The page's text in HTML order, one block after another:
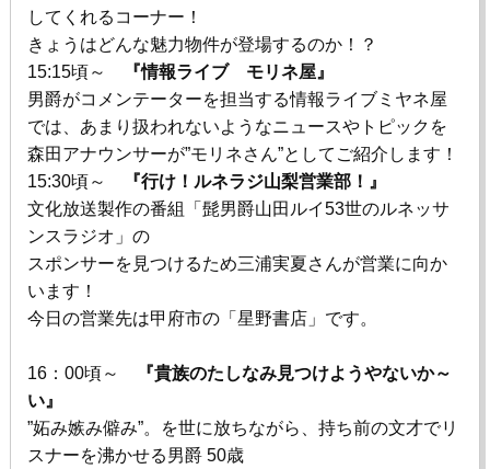
してくれるコーナー！
きょうはどんな魅力物件が登場するのか！？
15:15頃～
『情報ライブ モリネ屋』
男爵がコメンテーターを担当する情報ライブミヤネ屋
では、あまり扱われないようなニュースやトピックを
森田アナウンサーが”モリネさん”としてご紹介します！
15:30頃～
『行け！ルネラジ山梨営業部！』
文化放送製作の番組「髭男爵山田ルイ53世のルネッサ
ンスラジオ」の
スポンサーを見つけるため三浦実夏さんが営業に向か
います！
今日の営業先は甲府市の「星野書店」です。
16：00頃～
『貴族のたしなみ見つけようやないか～
い』
”妬み嫉み僻み”。を世に放ちながら、持ち前の文才でリ
スナーを沸かせる男爵 50歳